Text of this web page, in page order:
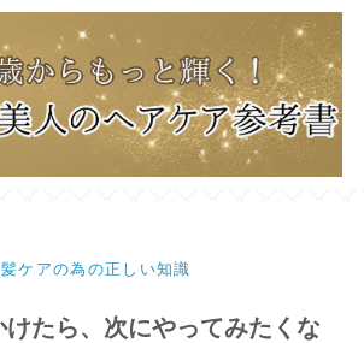
ケアの為の正しい知識
たら、次にやってみたくな